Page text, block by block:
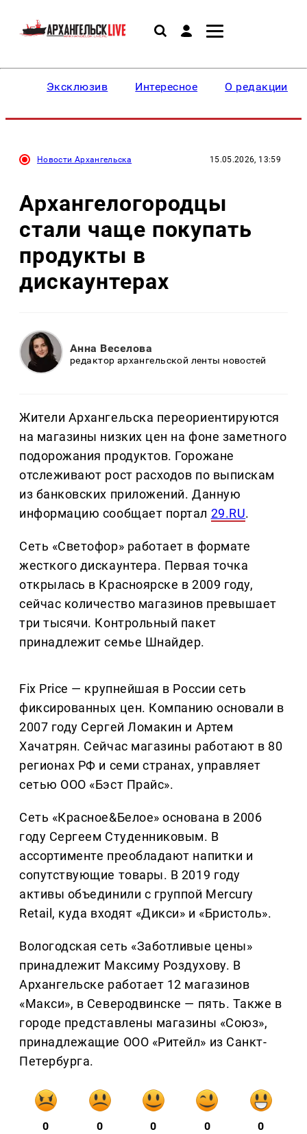
Эксклюзив Интересное О редакции
Новости Архангельска 15.05.2026, 13:59
Архангелогородцы
стали чаще покупать
продукты в
дискаунтерах
Анна Веселова
редактор архангельской ленты новостей
Жители Архангельска переориентируются
на магазины низких цен на фоне заметного
подорожания продуктов. Горожане
отслеживают рост расходов по выпискам
из банковских приложений. Данную
информацию сообщает портал 29.RU.
Сеть «Светофор» работает в формате
жесткого дискаунтера. Первая точка
открылась в Красноярске в 2009 году,
сейчас количество магазинов превышает
три тысячи. Контрольный пакет
принадлежит семье Шнайдер.
Fix Price — крупнейшая в России сеть
фиксированных цен. Компанию основали в
2007 году Сергей Ломакин и Артем
Хачатрян. Сейчас магазины работают в 80
регионах РФ и семи странах, управляет
сетью ООО «Бэст Прайс».
Сеть «Красное&Белое» основана в 2006
году Сергеем Студенниковым. В
ассортименте преобладают напитки и
сопутствующие товары. В 2019 году
активы объединили с группой Mercury
Retail, куда входят «Дикси» и «Бристоль».
Вологодская сеть «Заботливые цены»
принадлежит Максиму Роздухову. В
Архангельске работает 12 магазинов
«Макси», в Северодвинске — пять. Также в
городе представлены магазины «Союз»,
принадлежащие ООО «Ритейл» из Санкт-
Петербурга.
0 0 0 0 0